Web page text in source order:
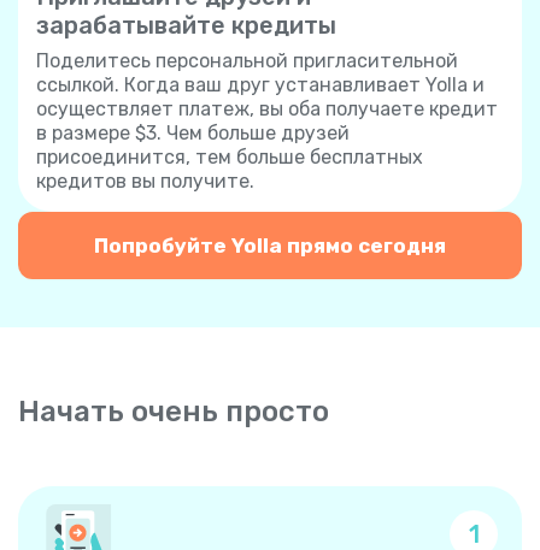
зарабатывайте кредиты
Поделитесь персональной пригласительной
ссылкой. Когда ваш друг устанавливает Yolla и
осуществляет платеж, вы оба получаете кредит
в размере $3. Чем больше друзей
присоединится, тем больше бесплатных
кредитов вы получите.
Попробуйте Yolla прямо сегодня
Начать очень просто
1